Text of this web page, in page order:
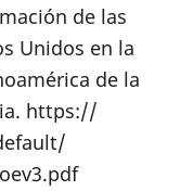
de las
Unidos en la
de la
https://